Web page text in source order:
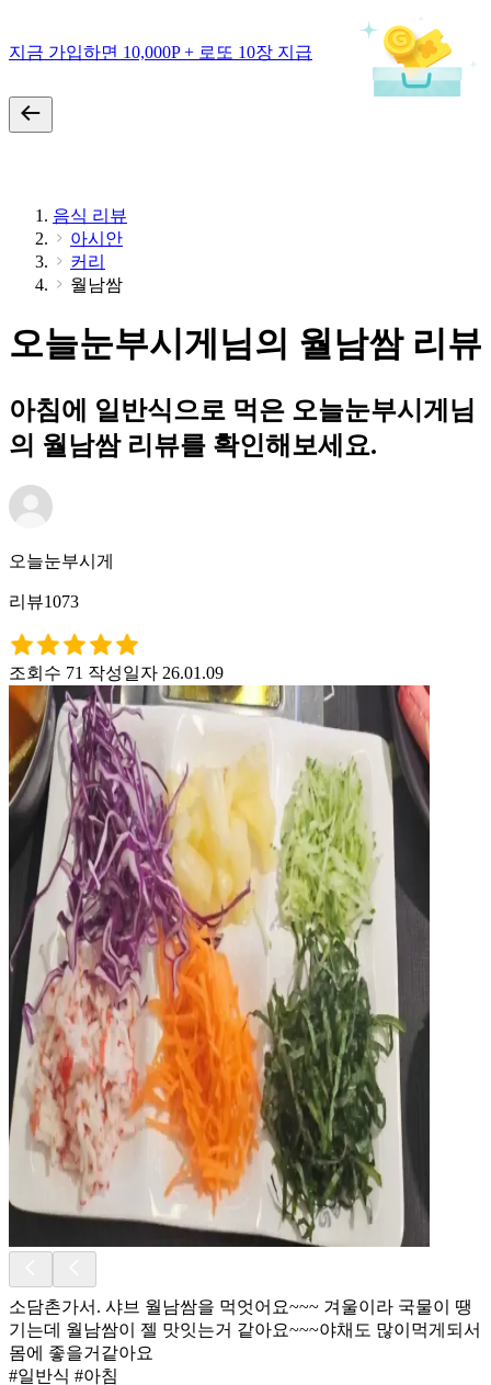
지금 가입하면 10,000P + 로또 10장 지급
음식 리뷰
아시안
커리
월남쌈
오늘눈부시게님의 월남쌈 리뷰
아침에 일반식으로 먹은 오늘눈부시게님
의 월남쌈 리뷰를 확인해보세요.
오늘눈부시게
리뷰1073
조회수 71 작성일자 26.01.09
소담촌가서. 샤브 월남쌈을 먹엇어요~~~ 겨울이라 국물이 땡
기는데 월남쌈이 젤 맛잇는거 같아요~~~야채도 많이먹게되서
몸에 좋을거같아요
#일반식 #아침